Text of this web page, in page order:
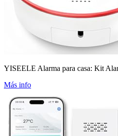
YISEELE Alarma para casa: Kit
Más info